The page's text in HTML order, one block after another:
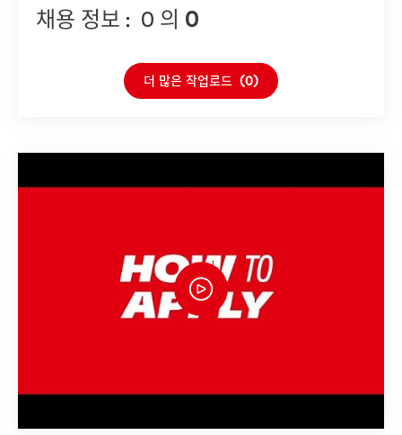
지역 / 국가 / 위치
채용 정보 : 0 의 0
더 많은 작업로드 (0)